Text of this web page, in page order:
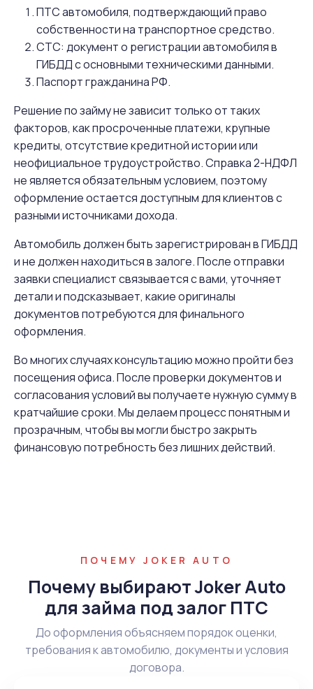
ПТС автомобиля, подтверждающий право
собственности на транспортное средство.
СТС: документ о регистрации автомобиля в
ГИБДД с основными техническими данными.
Паспорт гражданина РФ.
Решение по займу не зависит только от таких
факторов, как просроченные платежи, крупные
кредиты, отсутствие кредитной истории или
неофициальное трудоустройство. Справка 2-НДФЛ
не является обязательным условием, поэтому
оформление остается доступным для клиентов с
разными источниками дохода.
Автомобиль должен быть зарегистрирован в ГИБДД
и не должен находиться в залоге. После отправки
заявки специалист связывается с вами, уточняет
детали и подсказывает, какие оригиналы
документов потребуются для финального
оформления.
Во многих случаях консультацию можно пройти без
посещения офиса. После проверки документов и
согласования условий вы получаете нужную сумму в
кратчайшие сроки. Мы делаем процесс понятным и
прозрачным, чтобы вы могли быстро закрыть
финансовую потребность без лишних действий.
ПОЧЕМУ JOKER AUTO
Почему выбирают Joker Auto
для займа под залог ПТС
До оформления объясняем порядок оценки,
требования к автомобилю, документы и условия
договора.